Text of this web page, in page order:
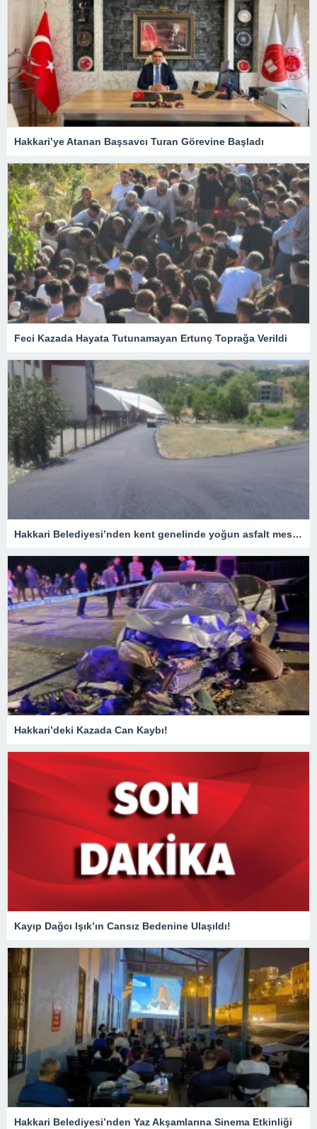
Hakkari’ye Atanan Başsavcı Turan Görevine Başladı
Feci Kazada Hayata Tutunamayan Ertunç Toprağa Verildi
Hakkari Belediyesi’nden kent genelinde yoğun asfalt mesaisi
Hakkari’deki Kazada Can Kaybı!
Kayıp Dağcı Işık’ın Cansız Bedenine Ulaşıldı!
Hakkari Belediyesi’nden Yaz Akşamlarına Sinema Etkinliği